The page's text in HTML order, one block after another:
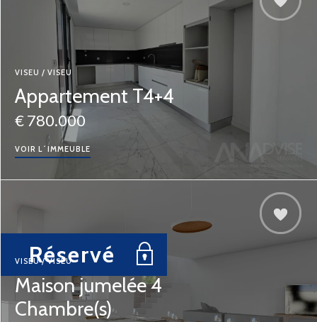
VISEU / VISEU
Appartement T4+4
€ 780.000
VOIR L´IMMEUBLE
Réservé
VISEU / VISEU
Maison jumelée 4
Chambre(s)